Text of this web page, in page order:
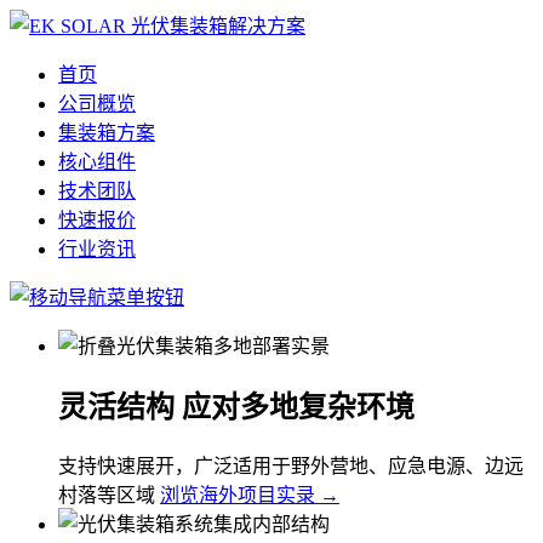
首页
公司概览
集装箱方案
核心组件
技术团队
快速报价
行业资讯
灵活结构 应对多地复杂环境
支持快速展开，广泛适用于野外营地、应急电源、边远
村落等区域 浏览海外项目实录 →